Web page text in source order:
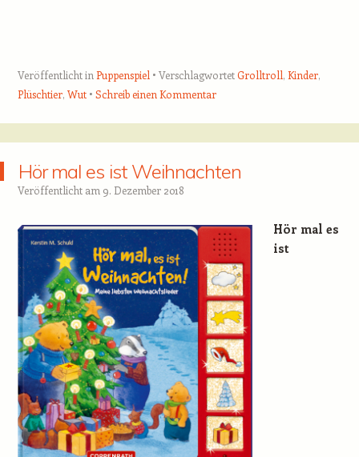
Veröffentlicht in Puppenspiel VerschlagwortetGrolltroll, Kinder,
Plüschtier, Wut Schreib einen Kommentar
Hör mal es ist Weihnachten
Veröffentlicht am 9. Dezember 2018
Hör mal es
ist